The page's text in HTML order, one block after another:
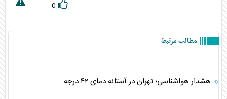
0
مطالب مرتبط
هشدار هواشناسی؛ تهران در آستانه دمای ۴۲ درجه